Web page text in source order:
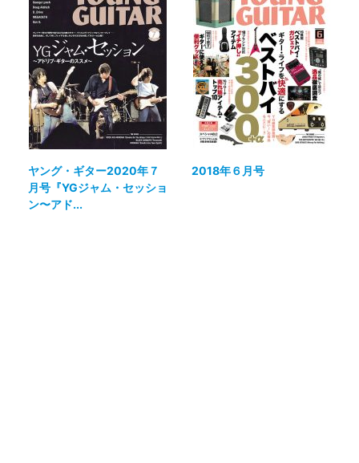
ヤング・ギター2020年７
月号『YGジャム・セッショ
ン〜アド...
2018年６月号